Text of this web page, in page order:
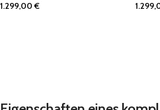
1.299,00€